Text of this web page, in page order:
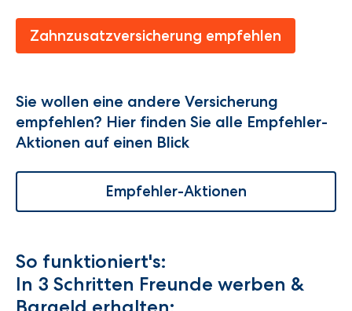
Zahnzusatzversicherung empfehlen
Sie wollen eine andere Versicherung
empfehlen? Hier finden Sie alle Empfehler-
Aktionen auf einen Blick
Empfehler-Aktionen
So funktioniert's:
In 3 Schritten Freunde werben &